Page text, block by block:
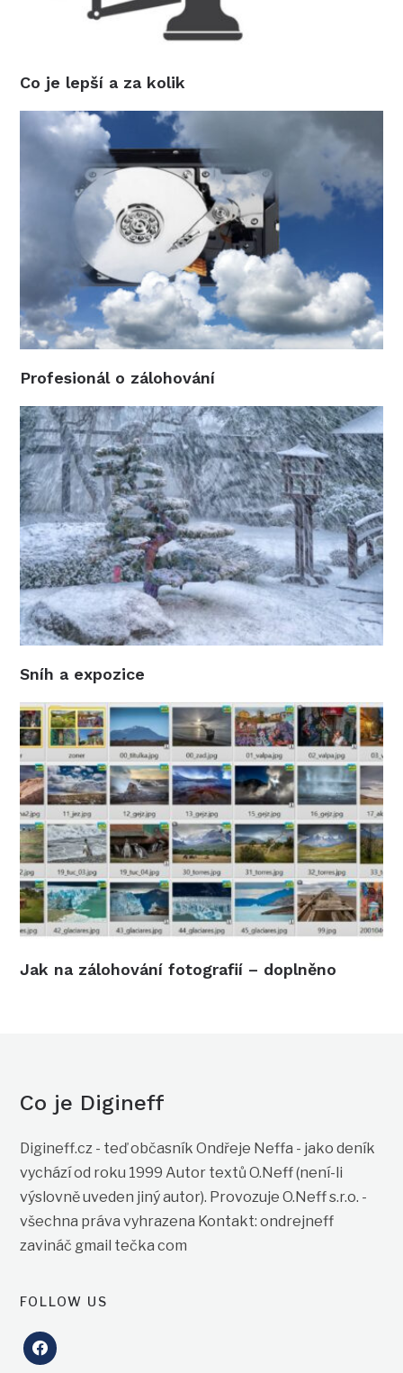
Co je lepší a za kolik
Profesionál o zálohování
Sníh a expozice
Jak na zálohování fotografií – doplněno
Co je Digineff
Digineff.cz - teď občasník Ondřeje Neffa - jako deník
vychází od roku 1999 Autor textů O.Neff (není-li
výslovně uveden jiný autor). Provozuje O.Neff s.r.o. -
všechna práva vyhrazena Kontakt: ondrejneff
zavináč gmail tečka com
FOLLOW US
facebook